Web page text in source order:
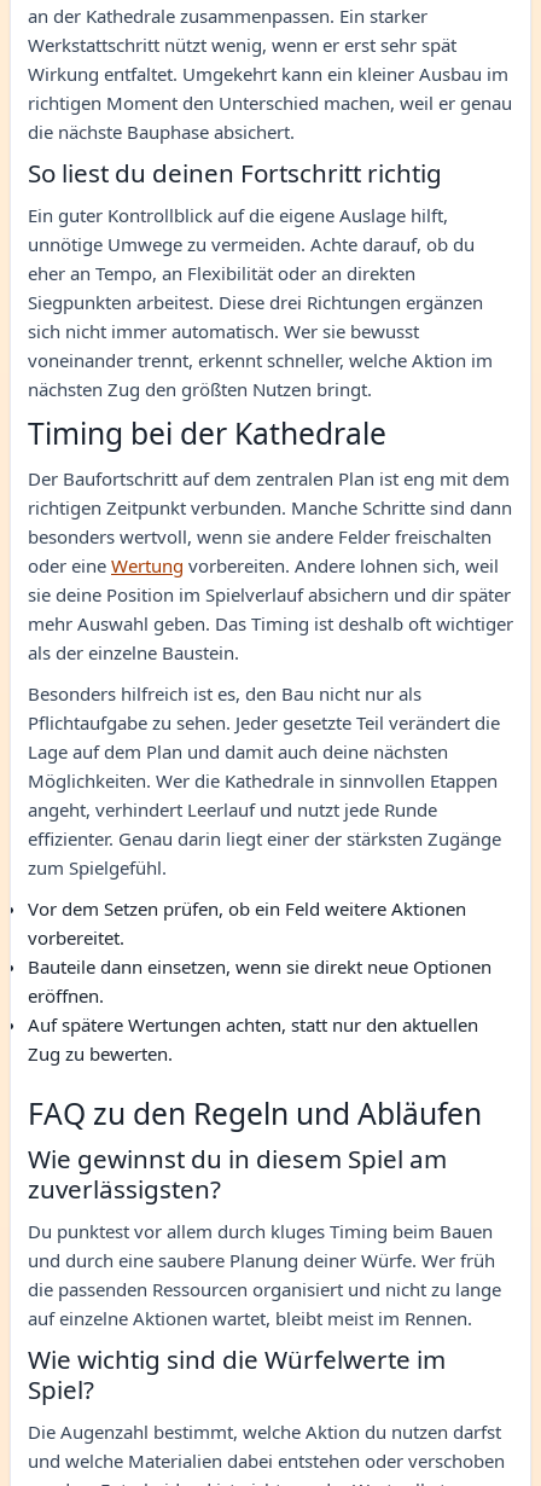
an der Kathedrale zusammenpassen. Ein starker
Werkstattschritt nützt wenig, wenn er erst sehr spät
Wirkung entfaltet. Umgekehrt kann ein kleiner Ausbau im
richtigen Moment den Unterschied machen, weil er genau
die nächste Bauphase absichert.
So liest du deinen Fortschritt richtig
Ein guter Kontrollblick auf die eigene Auslage hilft,
unnötige Umwege zu vermeiden. Achte darauf, ob du
eher an Tempo, an Flexibilität oder an direkten
Siegpunkten arbeitest. Diese drei Richtungen ergänzen
sich nicht immer automatisch. Wer sie bewusst
voneinander trennt, erkennt schneller, welche Aktion im
nächsten Zug den größten Nutzen bringt.
Timing bei der Kathedrale
Der Baufortschritt auf dem zentralen Plan ist eng mit dem
richtigen Zeitpunkt verbunden. Manche Schritte sind dann
besonders wertvoll, wenn sie andere Felder freischalten
oder eine Wertung vorbereiten. Andere lohnen sich, weil
sie deine Position im Spielverlauf absichern und dir später
mehr Auswahl geben. Das Timing ist deshalb oft wichtiger
als der einzelne Baustein.
Besonders hilfreich ist es, den Bau nicht nur als
Pflichtaufgabe zu sehen. Jeder gesetzte Teil verändert die
Lage auf dem Plan und damit auch deine nächsten
Möglichkeiten. Wer die Kathedrale in sinnvollen Etappen
angeht, verhindert Leerlauf und nutzt jede Runde
effizienter. Genau darin liegt einer der stärksten Zugänge
zum Spielgefühl.
Vor dem Setzen prüfen, ob ein Feld weitere Aktionen
vorbereitet.
Bauteile dann einsetzen, wenn sie direkt neue Optionen
eröffnen.
Auf spätere Wertungen achten, statt nur den aktuellen
Zug zu bewerten.
FAQ zu den Regeln und Abläufen
Wie gewinnst du in diesem Spiel am
zuverlässigsten?
Du punktest vor allem durch kluges Timing beim Bauen
und durch eine saubere Planung deiner Würfe. Wer früh
die passenden Ressourcen organisiert und nicht zu lange
auf einzelne Aktionen wartet, bleibt meist im Rennen.
Wie wichtig sind die Würfelwerte im
Spiel?
Die Augenzahl bestimmt, welche Aktion du nutzen darfst
und welche Materialien dabei entstehen oder verschoben